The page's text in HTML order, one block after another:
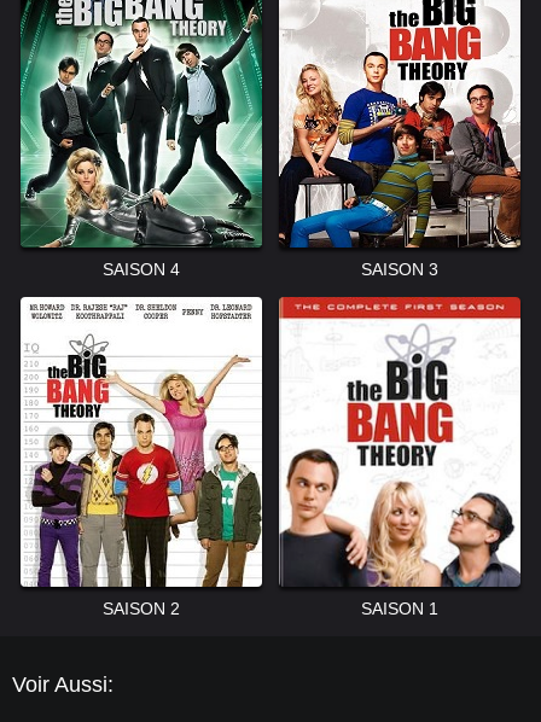
SAISON 4 SAISON 3
SAISON 2 SAISON 1
Voir Aussi: